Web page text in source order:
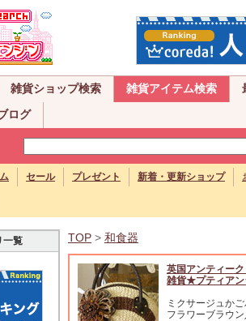
雑貨ショップ検索 雑貨アイテム検索
ログ
セール プレゼント 新着・更新ショップ
一覧 TOP > 和食器
英国アンティー
雑貨★プティアン
ミクサージュか
フラワーブラウ